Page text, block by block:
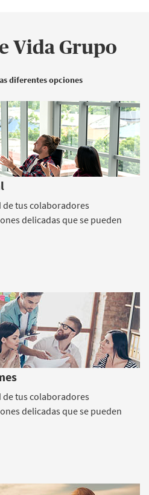
Vida Grupo
diferentes opciones
tus colaboradores
delicadas que se pueden
tus colaboradores
delicadas que se pueden